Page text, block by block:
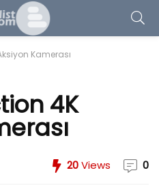
Kamerası
4K
20Views 0